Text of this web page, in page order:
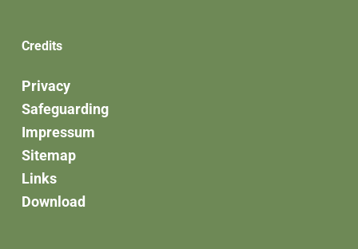
Credits
Privacy
Safeguarding
Impressum
Sitemap
Links
Download